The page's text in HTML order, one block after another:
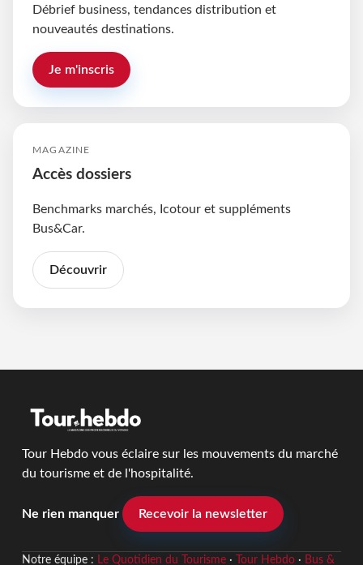
Débrief business, tendances distribution et
nouveautés destinations.
Je m'inscris
MAGAZINE
Accès dossiers
Benchmarks marchés, Icotour et suppléments
Bus&Car.
Découvrir
Tour Hebdo vous éclaire sur les mouvements du marché
du tourisme et de l'hospitalité.
Ne rien manquer Recevoir la newsletter
Notre équipe : Le Quotidien du Tourisme· Tour Hebdo· Bus &